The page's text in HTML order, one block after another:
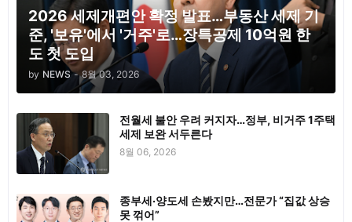
2026 세제개편안 확정 발표…부동산 세제 기
준, '보유'에서 '거주'로…장특공제 10억원 한
도 첫 도입
by NEWS - 8월 03, 2026
전월세 불안 우려 커지자…정부, 비거주 1주택
세제 보완 서두른다
8월 06, 2026
종부세·양도세 손봤지만…전문가 “집값 상승
못 꺾어”